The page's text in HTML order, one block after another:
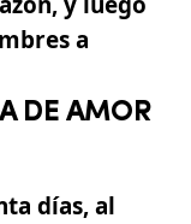
a
DE AMOR
días, al